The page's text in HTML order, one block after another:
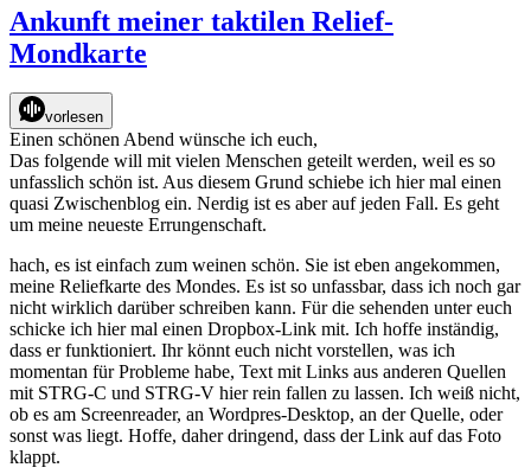
blind
auf
das?
Ankunft meiner taktilen Relief-
Mondkarte
vorlesen
Einen schönen Abend wünsche ich euch,
Das folgende will mit vielen Menschen geteilt werden, weil es so
unfasslich schön ist. Aus diesem Grund schiebe ich hier mal einen
quasi Zwischenblog ein. Nerdig ist es aber auf jeden Fall. Es geht
um meine neueste Errungenschaft.
hach, es ist einfach zum weinen schön. Sie ist eben angekommen,
meine Reliefkarte des Mondes. Es ist so unfassbar, dass ich noch gar
nicht wirklich darüber schreiben kann. Für die sehenden unter euch
schicke ich hier mal einen Dropbox-Link mit. Ich hoffe inständig,
dass er funktioniert. Ihr könnt euch nicht vorstellen, was ich
momentan für Probleme habe, Text mit Links aus anderen Quellen
mit STRG-C und STRG-V hier rein fallen zu lassen. Ich weiß nicht,
ob es am Screenreader, an Wordpres-Desktop, an der Quelle, oder
sonst was liegt. Hoffe, daher dringend, dass der Link auf das Foto
klappt.